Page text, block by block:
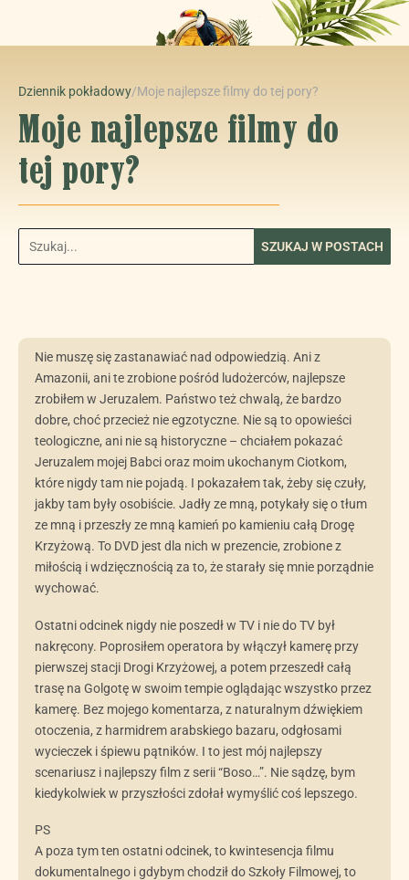
Dziennik pokładowy/Moje najlepsze filmy do tej pory?
Moje najlepsze filmy do
tej pory?
SZUKAJ W POSTACH
Nie muszę się zastanawiać nad odpowiedzią. Ani z
Amazonii, ani te zrobione pośród ludożerców, najlepsze
zrobiłem w Jeruzalem. Państwo też chwalą, że bardzo
dobre, choć przecież nie egzotyczne. Nie są to opowieści
teologiczne, ani nie są historyczne – chciałem pokazać
Jeruzalem mojej Babci oraz moim ukochanym Ciotkom,
które nigdy tam nie pojadą. I pokazałem tak, żeby się czuły,
jakby tam były osobiście. Jadły ze mną, potykały się o tłum
ze mną i przeszły ze mną kamień po kamieniu całą Drogę
Krzyżową. To DVD jest dla nich w prezencie, zrobione z
miłością i wdzięcznością za to, że starały się mnie porządnie
wychować.
Ostatni odcinek nigdy nie poszedł w TV i nie do TV był
nakręcony. Poprosiłem operatora by włączył kamerę przy
pierwszej stacji Drogi Krzyżowej, a potem przeszedł całą
trasę na Golgotę w swoim tempie oglądając wszystko przez
kamerę. Bez mojego komentarza, z naturalnym dźwiękiem
otoczenia, z harmidrem arabskiego bazaru, odgłosami
wycieczek i śpiewu pątników. I to jest mój najlepszy
scenariusz i najlepszy film z serii “Boso…”. Nie sądzę, bym
kiedykolwiek w przyszłości zdołał wymyślić coś lepszego.
PS
A poza tym ten ostatni odcinek, to kwintesencja filmu
dokumentalnego i gdybym chodził do Szkoły Filmowej, to